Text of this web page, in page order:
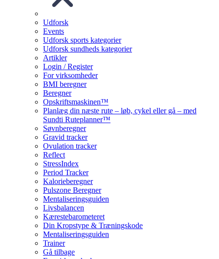
Udforsk
Events
Udforsk sports kategorier
Udforsk sundheds kategorier
Artikler
Login / Register
For virksomheder
BMI beregner
Beregner
Opskriftsmaskinen™
Planlæg din næste rute – løb, cykel eller gå – med
Sundti Ruteplanner™
Søvnberegner
Gravid tracker
Ovulation tracker
Reflect
StressIndex
Period Tracker
Kalorieberegner
Pulszone Beregner
Mentaliseringsguiden
Livsbalancen
Kærestebarometeret
Din Kropstype & Træningskode
Mentaliseringsguiden
Trainer
Gå tilbage